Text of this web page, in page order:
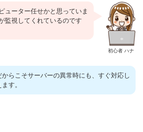
初心者 ハナ
ューター任せかと思っていま
監視してくれているのです
からこそサーバーの異常時にも、すぐ対応し
す。